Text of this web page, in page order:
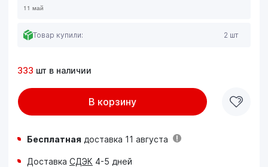
Товар купили: 2 шт
333 шт в наличии
В корзину
Бесплатная доставка 11 августа
Доставка СДЭК 4-5 дней